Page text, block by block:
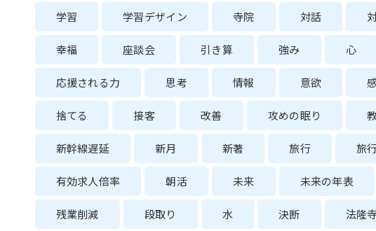
学習 学習デザイン 寺院 対話
幸福 座談会 引き算 強み 心
応援される力 思考 情報 意欲
捨てる 接客 改善 攻めの眠り
新幹線遅延 新月 新著 旅行 旅
有効求人倍率 朝活 未来 未来の年表
残業削減 段取り 水 決断 法隆